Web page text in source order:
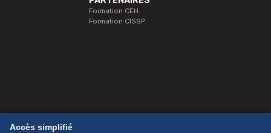
Formation CEH
Formation CISSP
© 1989-2026 Télé Satellite et Numérique.
Accès simplifié